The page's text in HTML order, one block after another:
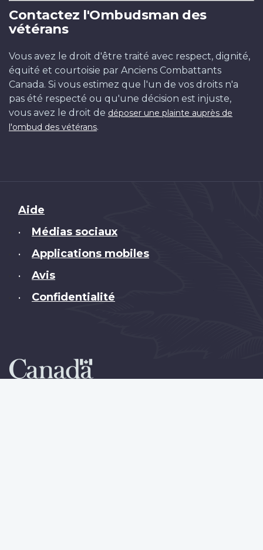
Contactez l'Ombudsman des
vétérans
Vous avez le droit d'être traité avec respect, dignité,
équité et courtoisie par Anciens Combattants
Canada. Si vous estimez que l'un de vos droits n'a
pas été respecté ou qu'une décision est injuste,
vous avez le droit de déposer une plainte auprès de
l'ombud des vétérans.
Brand
Aide
• Médias sociaux
• Applications mobiles
• Avis
• Confidentialité